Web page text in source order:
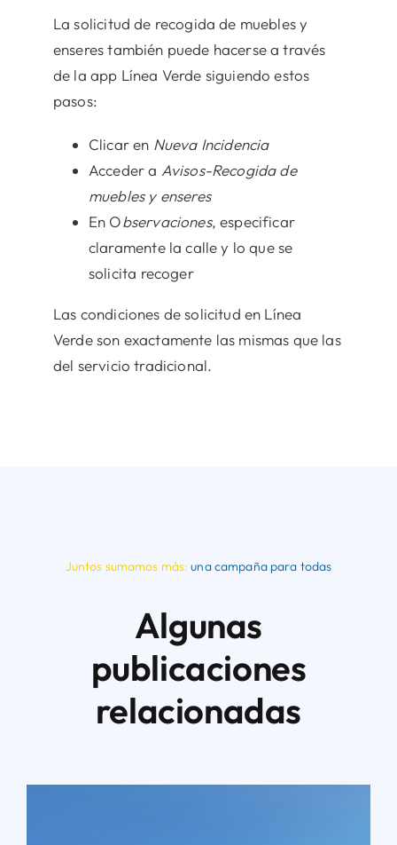
La solicitud de recogida de muebles y
enseres también puede hacerse a través
de la app Línea Verde siguiendo estos
pasos:
Clicar en Nueva Incidencia
Acceder a Avisos-Recogida de
muebles y enseres
En Observaciones, especificar
claramente la calle y lo que se
solicita recoger
Las condiciones de solicitud en Línea
Verde son exactamente las mismas que las
del servicio tradicional.
Juntos sumamos más:una campaña para todas
Algunas
publicaciones
relacionadas